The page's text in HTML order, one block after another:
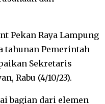
Pekan Raya Lampung
tahunan Pemerintah
Sekretaris
Rabu (4/10/23).
bagian dari elemen